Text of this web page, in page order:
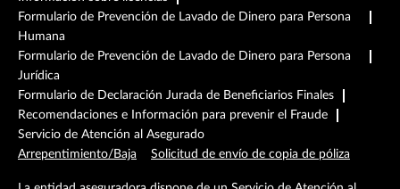
Formulario de Prevención de Lavado de Dinero para Persona
Humana
Formulario de Prevención de Lavado de Dinero para Persona
Jurídica
Formulario de Declaración Jurada de Beneficiarios Finales
Recomendaciones e Información para prevenir el Fraude
Servicio de Atención al Asegurado
Arrepentimiento/Baja
Solicitud de envío de copia de póliza